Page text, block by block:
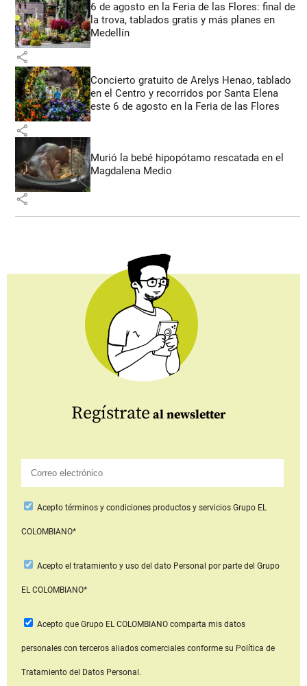
6 de agosto en la Feria de las Flores: final de
la trova, tablados gratis y más planes en
Medellín
share
Concierto gratuito de Arelys Henao, tablado
en el Centro y recorridos por Santa Elena
este 6 de agosto en la Feria de las Flores
share
Murió la bebé hipopótamo rescatada en el
Magdalena Medio
share
Regístrate al newsletter
Aceptotérminos y condiciones productos y serviciosGrupo EL
COLOMBIANO*
Acepto el tratamiento y uso del dato Personal por parte del Grupo
EL COLOMBIANO*
Acepto que Grupo EL COLOMBIANOcomparta mis datos
personales con terceros aliados comerciales conforme su Política de
Tratamiento del Datos Personal.